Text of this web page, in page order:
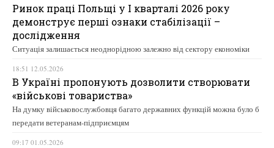
Ринок праці Польщі у І кварталі 2026 року
демонструє перші ознаки стабілізації –
дослідження
Ситуація залишається неоднорідною залежно від сектору економіки
18:51 12.05.2026
В Україні пропонують дозволити створювати
«військові товариства»
На думку військовослужбовця багато державних функцій можна було б
передати ветеранам-підприємцям
09:17 01.05.2026